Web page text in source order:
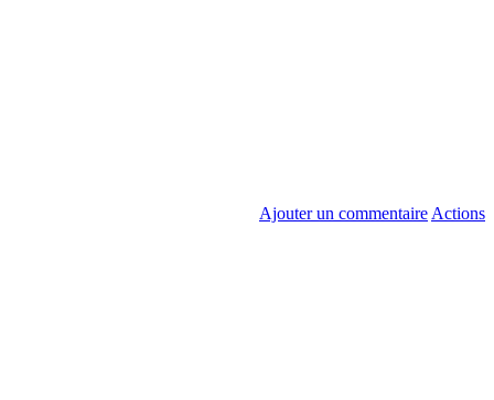
Ajouter un commentaire Actions